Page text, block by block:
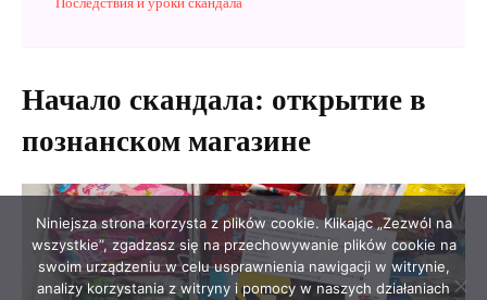
Niniejsza strona korzysta z plików cookie. Klikając „Zezwól na
wszystkie”, zgadzasz się na przechowywanie plików cookie na
swoim urządzeniu w celu usprawnienia nawigacji w witrynie,
analizy korzystania z witryny i pomocy w naszych działaniach